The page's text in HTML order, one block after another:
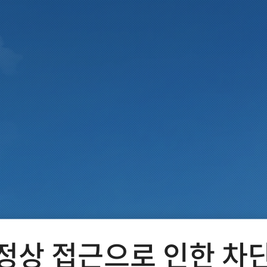
상 접근으로 인한 차